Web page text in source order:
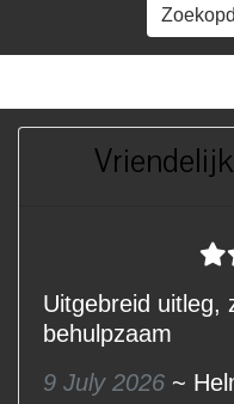
Uitgebreid uitleg,
behulpzaam
9 July 2026 ~